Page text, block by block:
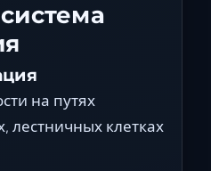
на путях
лестничных клетках